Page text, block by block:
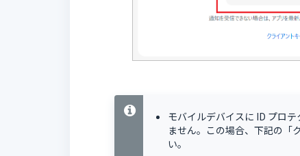
モバイルデバイスに ID プロ
ません。この場合、下記の「
い。